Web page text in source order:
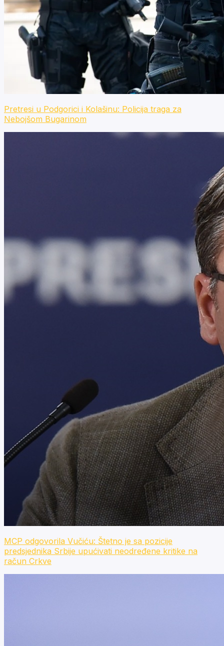
Pretresi u Podgorici i Kolašinu: Policija traga za
Nebojšom Bugarinom
MCP odgovorila Vučiću: Štetno je sa pozicije
predsjednika Srbije upućivati neodređene kritike na
račun Crkve